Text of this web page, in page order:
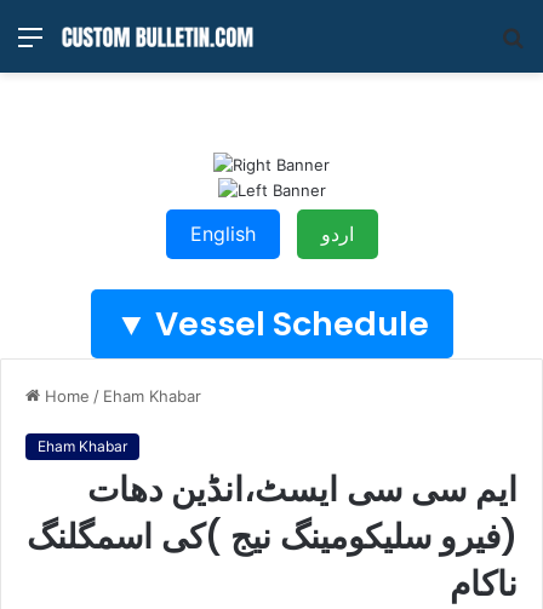
Menu
English اردو
Vessel Schedule ▼
Home / Eham Khabar
Eham Khabar
ایم سی سی ایسٹ،انڈین دھات
(فیرو سلیکومینگ نیج )کی اسمگلنگ
ناکام